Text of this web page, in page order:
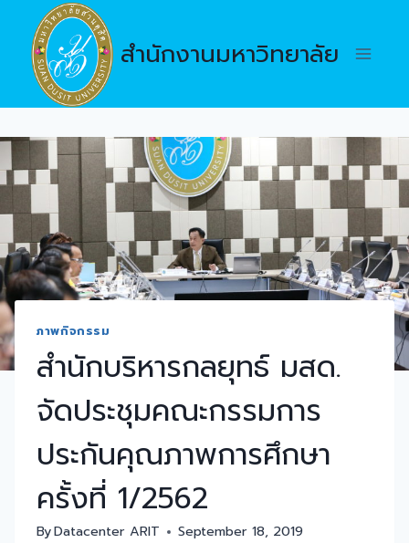
content
สำนักงานมหาวิทยาลัย
ภาพกิจกรรม
สำนักบริหารกลยุทธ์ มสด.
จัดประชุมคณะกรรมการ
ประกันคุณภาพการศึกษา
ครั้งที่ 1/2562
ByDatacenter ARIT September 18, 2019